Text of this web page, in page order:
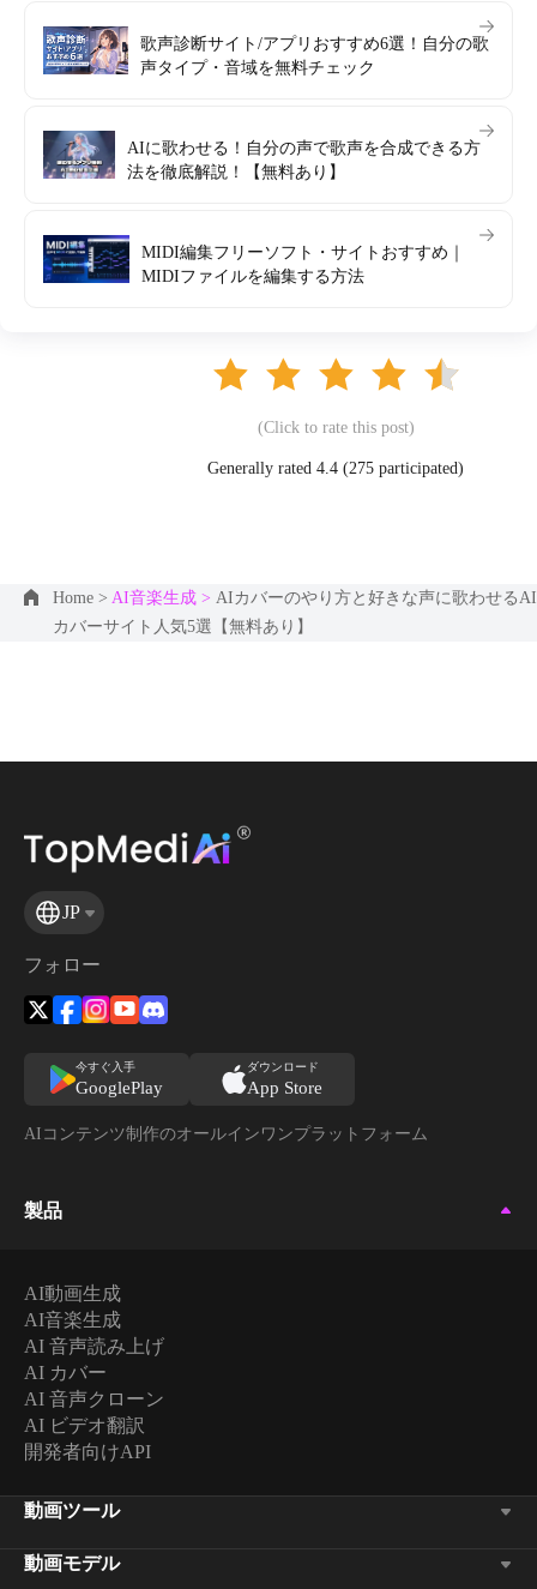
歌声診断サイト/アプリおすすめ6選！自分の歌
声タイプ・音域を無料チェック
AIに歌わせる！自分の声で歌声を合成できる方
法を徹底解説！【無料あり】
MIDI編集フリーソフト・サイトおすすめ｜
MIDIファイルを編集する方法
(Click to rate this post)
Generally rated 4.4 (275 participated)
Home > AI音楽生成 > AIカバーのやり方と好きな声に歌わせるAI
カバーサイト人気5選【無料あり】
JP
フォロー
今すぐ入手
GooglePlay
ダウンロード
App Store
AIコンテンツ制作のオールインワンプラットフォーム
製品
AI動画生成
AI音楽生成
AI 音声読み上げ
AI カバー
AI 音声クローン
AI ビデオ翻訳
開発者向けAPI
動画ツール
動画モデル